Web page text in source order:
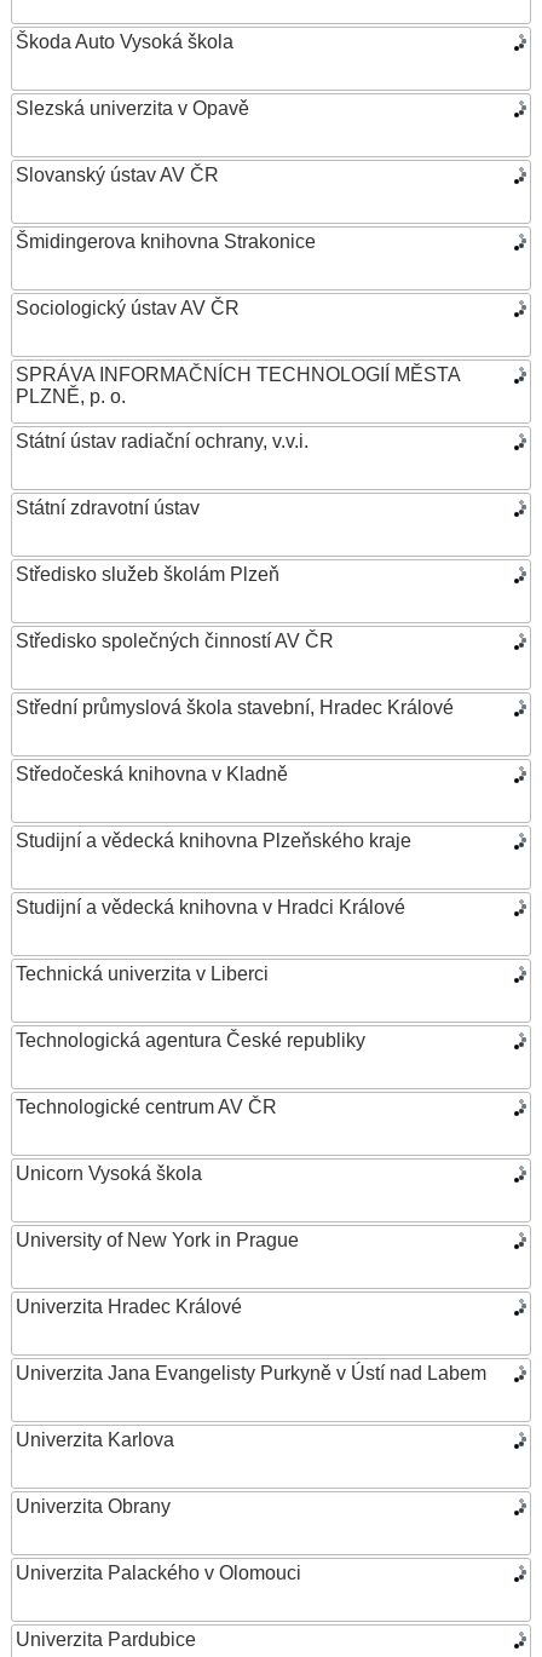
Škoda Auto Vysoká škola
Slezská univerzita v Opavě
Slovanský ústav AV ČR
Šmidingerova knihovna Strakonice
Sociologický ústav AV ČR
SPRÁVA INFORMAČNÍCH TECHNOLOGIÍ MĚSTA
PLZNĚ, p. o.
Státní ústav radiační ochrany, v.v.i.
Státní zdravotní ústav
Středisko služeb školám Plzeň
Středisko společných činností AV ČR
Střední průmyslová škola stavební, Hradec Králové
Středočeská knihovna v Kladně
Studijní a vědecká knihovna Plzeňského kraje
Studijní a vědecká knihovna v Hradci Králové
Technická univerzita v Liberci
Technologická agentura České republiky
Technologické centrum AV ČR
Unicorn Vysoká škola
University of New York in Prague
Univerzita Hradec Králové
Univerzita Jana Evangelisty Purkyně v Ústí nad Labem
Univerzita Karlova
Univerzita Obrany
Univerzita Palackého v Olomouci
Univerzita Pardubice